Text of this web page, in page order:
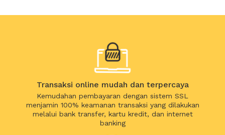
Transaksi online mudah dan terpercaya
Kemudahan pembayaran dengan sistem SSL
menjamin 100% keamanan transaksi yang dilakukan
melalui bank transfer, kartu kredit, dan internet
banking